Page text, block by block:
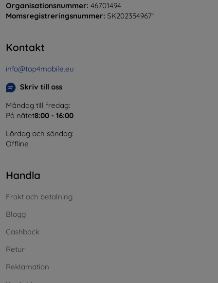
Organisationsnummer: 46701494
Momsregistreringsnummer: SK2023549671
Kontakt
info@top4mobile.eu
Skriv till oss
Måndag till fredag:
På nätet8:00 - 16:00
Lördag och söndag:
Offline
Handla
Frakt och betalning
Blogg
Cashback
Retur
Reklamation